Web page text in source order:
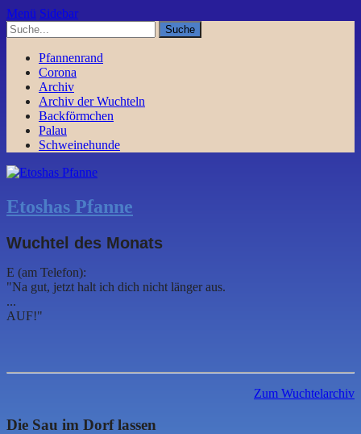
Menü Sidebar
Pfannenrand
Corona
Archiv
Archiv der Wuchteln
Backförmchen
Palau
Schweinehunde
Etoshas Pfanne
Wuchtel des Monats
E (am Telefon):
"Na gut, jetzt halt ich dich nicht länger aus.
...
AUF!"
Zum Wuchtelarchiv
Die Sau im Dorf lassen